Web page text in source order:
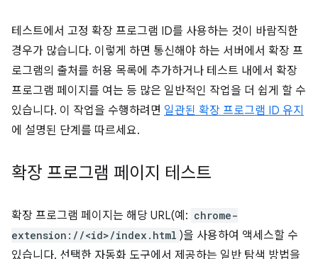
테스트에서 고정 확장 프로그램 ID를 사용하는 것이 바람직한
경우가 많습니다. 이렇게 하면 통신해야 하는 서버에서 확장 프
로그램의 출처를 허용 목록에 추가하거나 테스트 내에서 확장
프로그램 페이지를 여는 등 많은 일반적인 작업을 더 쉽게 할 수
있습니다. 이 작업을 수행하려면 일관된 확장 프로그램 ID 유지
에 설명된 단계를 따르세요.
확장 프로그램 페이지 테스트
확장 프로그램 페이지는 해당 URL(예: chrome-
extension://<id>/index.html )을 사용하여 액세스할 수
있습니다. 선택한 자동화 도구에서 제공하는 일반 탐색 방법을